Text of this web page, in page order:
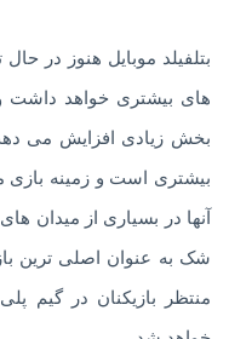
بتلفیلد موبایل هنوز در
های بیشتری خواهد داشت و
بخش زیادی افزایش می
بیشتری است و زمینه بازی
آنها در بسیاری از میدان
شک به عنوان اصلی ترین
منتظر بازیکنان در گیم